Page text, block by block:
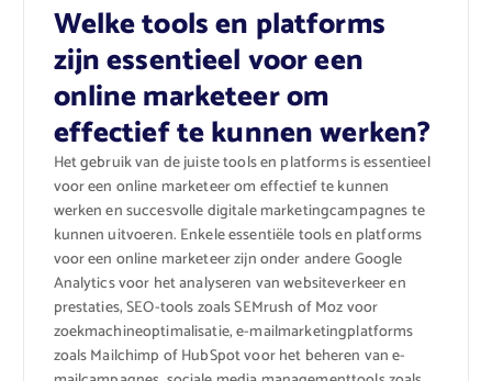
Welke tools en platforms
zijn essentieel voor een
online marketeer om
effectief te kunnen werken?
Het gebruik van de juiste tools en platforms is essentieel
voor een online marketeer om effectief te kunnen
werken en succesvolle digitale marketingcampagnes te
kunnen uitvoeren. Enkele essentiële tools en platforms
voor een online marketeer zijn onder andere Google
Analytics voor het analyseren van websiteverkeer en
prestaties, SEO-tools zoals SEMrush of Moz voor
zoekmachineoptimalisatie, e-mailmarketingplatforms
zoals Mailchimp of HubSpot voor het beheren van e-